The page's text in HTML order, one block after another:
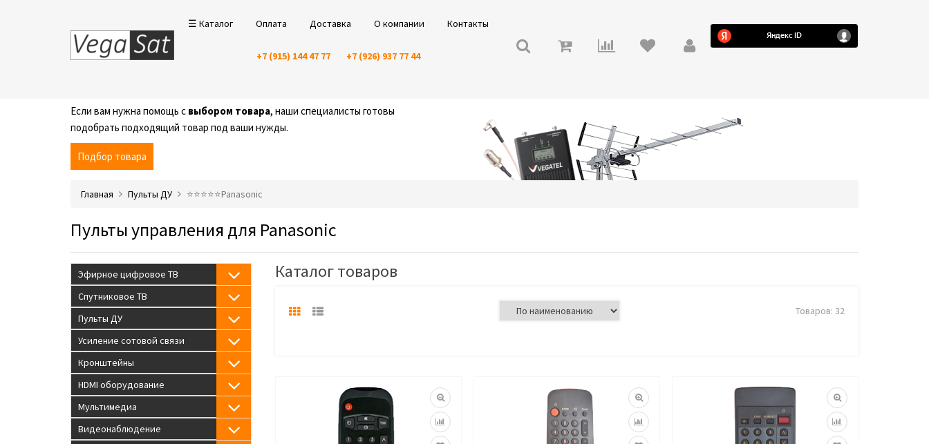
☰ Каталог Оплата Доставка О компании Контакты
+7 (915) 144 47 77 +7 (926) 937 77 44
Если вам нужна помощь с выбором товара, наши специалисты готовы
подобрать подходящий товар под ваши нужды.
Подбор товара
Главная Пульты ДУ ⭐️⭐️⭐️⭐️⭐️Panasonic
Пульты управления для Panasonic
Эфирное цифровое ТВ
Спутниковое ТВ
Пульты ДУ
Усиление сотовой связи
Кронштейны
HDMI оборудование
Мультимедиа
Видеонаблюдение
Каталог товаров
Товаров: 32